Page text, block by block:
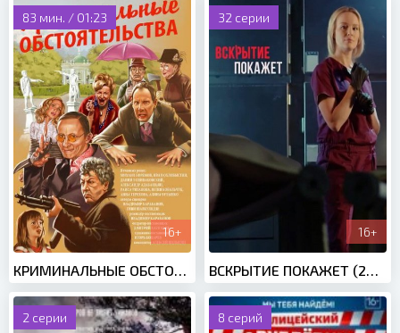
83 мин. / 01:23
16+
32 серии
16+
2 серии 8 серий